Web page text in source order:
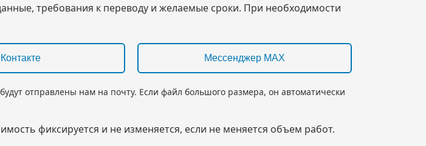
требования к переводу и желаемые сроки. При необходимости
Мессенджер MAX
отправлены нам на почту. Если файл большого размера, он автоматически
фиксируется и не изменяется, если не меняется объем работ.